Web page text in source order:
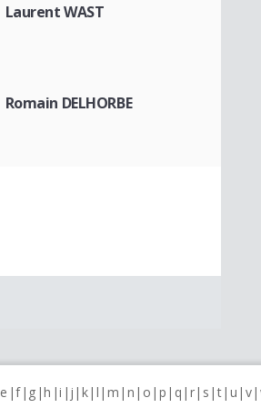
Laurent WAST
Romain DELHORBE
e f g h i j k l m n o p q r s t u v